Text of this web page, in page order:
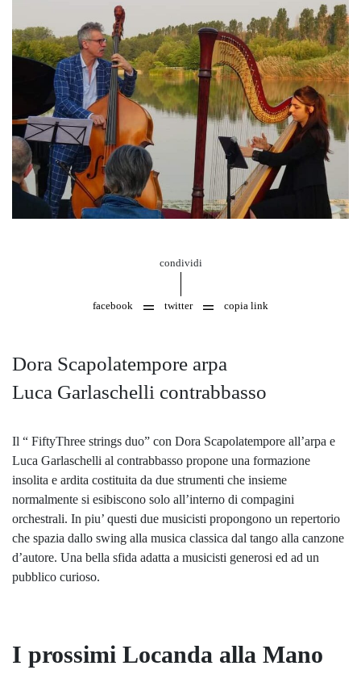
condividi
facebook twitter copia link
Dora Scapolatempore arpa
Luca Garlaschelli contrabbasso
Il “ FiftyThree strings duo” con Dora Scapolatempore all’arpa e
Luca Garlaschelli al contrabbasso propone una formazione
insolita e ardita costituita da due strumenti che insieme
normalmente si esibiscono solo all’interno di compagini
orchestrali. In piu’ questi due musicisti propongono un repertorio
che spazia dallo swing alla musica classica dal tango alla canzone
d’autore. Una bella sfida adatta a musicisti generosi ed ad un
pubblico curioso.
I prossimi Locanda alla Mano